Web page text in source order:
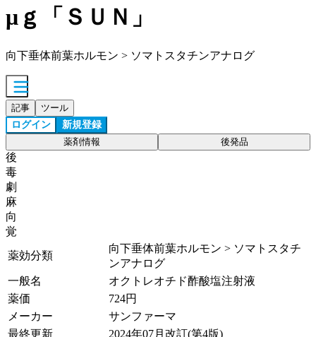
μｇ「ＳＵＮ」
向下垂体前葉ホルモン > ソマトスタチンアナログ
記事 ツール
ログイン 新規登録
薬剤情報 後発品
後
毒
劇
麻
向
覚
薬効分類
向下垂体前葉ホルモン > ソマトスタチ
ンアナログ
一般名
オクトレオチド酢酸塩注射液
薬価
724円
メーカー
サンファーマ
最終更新
2024年07月改訂(第4版)